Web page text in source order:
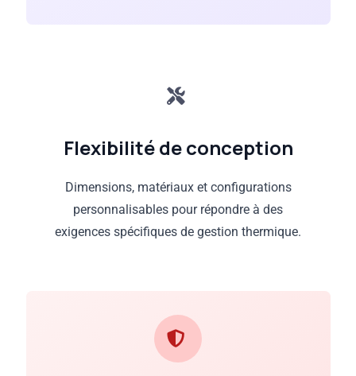
Flexibilité de conception
Dimensions, matériaux et configurations
personnalisables pour répondre à des
exigences spécifiques de gestion thermique.